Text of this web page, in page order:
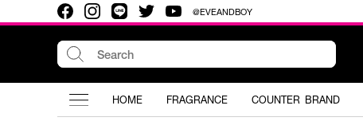
@EVEANDBOY
HOME FRAGRANCE COUNTER BRAND